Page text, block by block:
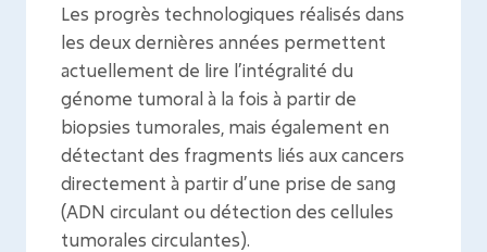
Les progrès technologiques réalisés dans
les deux dernières années permettent
actuellement de lire l’intégralité du
génome tumoral à la fois à partir de
biopsies tumorales, mais également en
détectant des fragments liés aux cancers
directement à partir d’une prise de sang
(ADN circulant ou détection des cellules
tumorales circulantes).